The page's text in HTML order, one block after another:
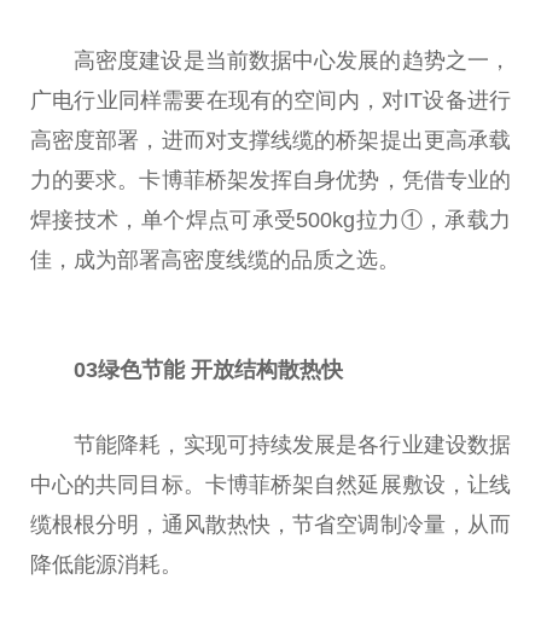
高密度建设是当前数据中心发展的趋势之一，
广电行业同样需要在现有的空间内，对IT设备进行
高密度部署，进而对支撑线缆的桥架提出更高承载
力的要求。卡博菲桥架发挥自身优势，凭借专业的
焊接技术，单个焊点可承受500kg拉力①，承载力
佳，成为部署高密度线缆的品质之选。
03绿色节能 开放结构散热快
节能降耗，实现可持续发展是各行业建设数据
中心的共同目标。卡博菲桥架自然延展敷设，让线
缆根根分明，通风散热快，节省空调制冷量，从而
降低能源消耗。